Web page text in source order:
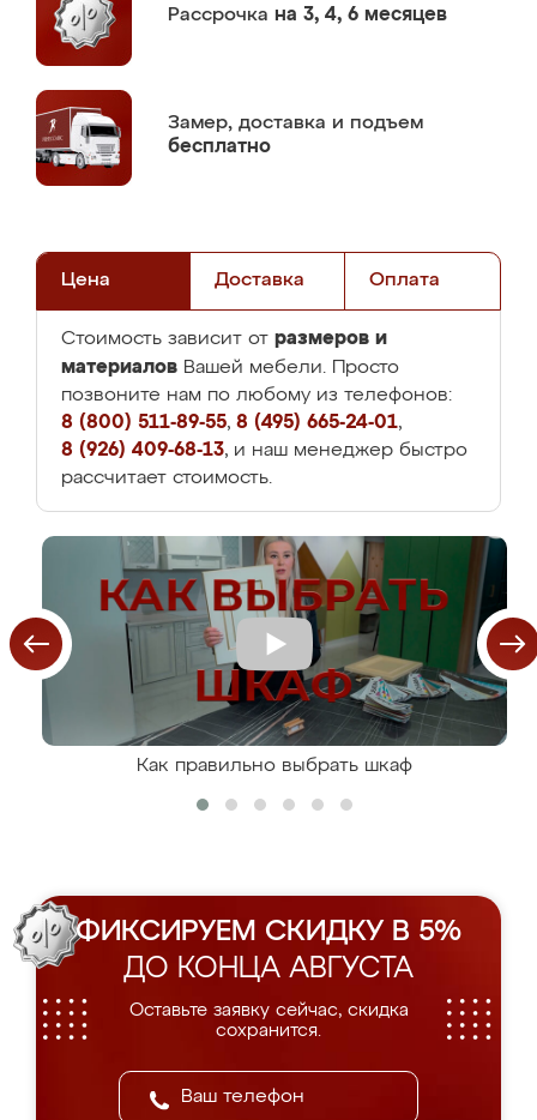
Рассрочка на 3, 4, 6 месяцев
Замер, доставка и подъем
бесплатно
Цена Доставка Оплата
Стоимость зависит от размеров и
материалов Вашей мебели. Просто
позвоните нам по любому из телефонов:
8 (800) 511-89-55, 8 (495) 665-24-01,
8 (926) 409-68-13, и наш менеджер быстро
рассчитает стоимость.
Как правильно выбрать шкаф
ФИКСИРУЕМ СКИДКУ В 5%
ДО КОНЦА АВГУСТА
Оставьте заявку сейчас, скидка
сохранится.